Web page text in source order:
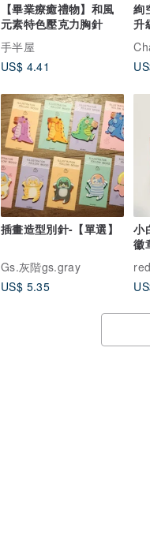
【畢業療癒禮物】和風
元素特色壓克力胸針
手半屋
US$ 4.41
絢
升級款
愛
插畫造型別針-【單選】
Gs.灰階gs.gray
US$ 5.35
小
徽